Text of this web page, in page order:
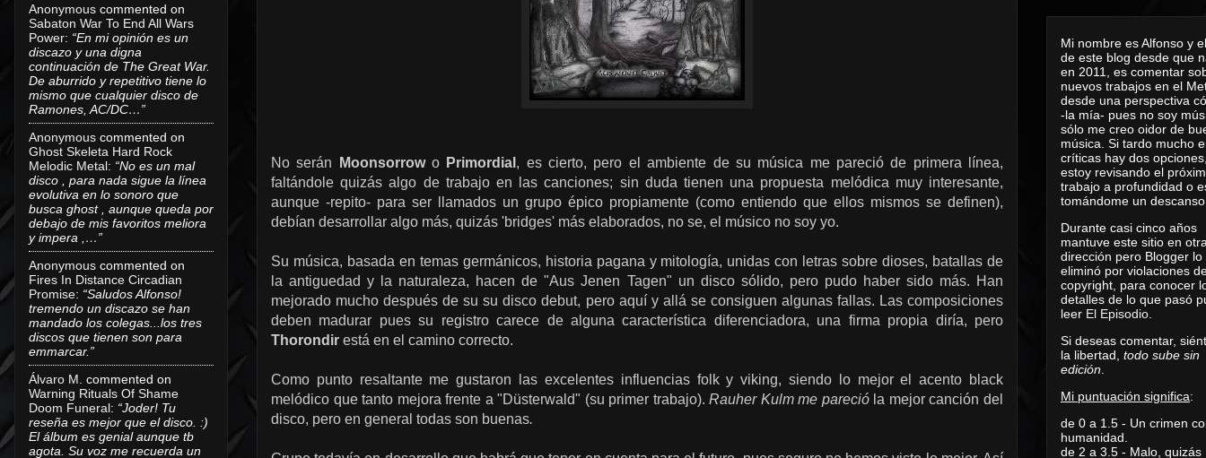
No serán Moonsorrowo Primordial , es cierto, pero el ambiente de su música me pareció de primera línea,
faltándole quizás algo de trabajo en las canciones; sin duda tienen una propuesta melódica muy interesante,
aunque -repito- para ser llamados un grupo épico propiamente (como entiendo que ellos mismos se definen),
debían desarrollar algo más, quizás 'bridges' más elaborados, no se, el músico no soy yo.
Su música, basada en temas germánicos, historia pagana y mitología, unidas con letras sobre dioses, batallas de
la antiguedad y la naturaleza, hacen de "Aus Jenen Tagen" un disco sólido, pero pudo haber sido más. Han
mejorado mucho después de susu disco debut, pero aquí y allá se consiguen algunas fallas. Las composiciones
deben madurar pues su registro carece dealguna característica diferenciadora, una firma propia diría, pero
Thorondir está en el camino correcto.
Como punto resaltante me gustaron las excelentes influencias folk y viking, siendo lo mejor el acento black
melódico que tanto mejora frente a "Düsterwald" (su primer trabajo).Rauher Kulm me pareció la mejor canción del
disco, pero en general todas son buenas.
Anonymous commented on
Sabaton War To End All Wars
Power: “En mi opinión es un
discazo y una digna
continuación de The Great War.
De aburrido y repetitivo tiene lo
mismo que cualquier disco de
Ramones, AC/DC…”
Anonymous commented on
Ghost Skeleta Hard Rock
Melodic Metal: “No es un mal
disco , para nada sigue la línea
evolutiva en lo sonoro que
busca ghost , aunque queda por
debajo de mis favoritos meliora
y impera ,…”
Anonymous commented on
Fires In Distance Circadian
Promise: “Saludos Alfonso!
tremendo un discazo se han
mandado los colegas...los tres
discos que tienen son para
emmarcar.”
Álvaro M. commented on
Warning Rituals Of Shame
Doom Funeral: “Joder! Tu
reseña es mejor que el disco. :)
El álbum es genial aunque tb
agota. Su voz me recuerda un
Mi nombre es Alfonso y
de este blog desde que
en 2011, es comentar
nuevos trabajos en el
desde una perspectiva
-la mía- pues no soy
sólo me creo oidor de
música. Si tardo mucho
críticas hay dos
estoy revisando el
trabajo a profundidad o
tomándome un
Durante casi cinco años
mantuve este sitio en
dirección pero Blogger lo
eliminó por violaciones
copyright, para conocer
detalles de lo que pasó
leer El Episodio
Si deseas comentar,
la libertad, todo sube sin
edición
Mi puntuación significa:
de 0 a 1.5 - Un crimen
humanidad.
de 2 a 3.5 - Malo, quizás